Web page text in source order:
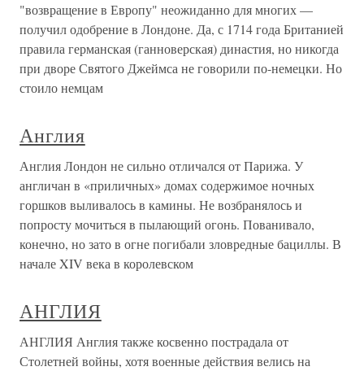
"возвращение в Европу" неожиданно для многих —
получил одобрение в Лондоне. Да, с 1714 года Британией
правила германская (ганноверская) династия, но никогда
при дворе Святого Джеймса не говорили по-немецки. Но
стоило немцам
Англия
Англия Лондон не сильно отличался от Парижа. У
англичан в «приличных» домах содержимое ночных
горшков выливалось в камины. Не возбранялось и
попросту мочиться в пылающий огонь. Пованивало,
конечно, но зато в огне погибали зловредные бациллы. В
начале XIV века в королевском
АНГЛИЯ
АНГЛИЯ Англия также косвенно пострадала от
Столетней войны, хотя военные действия велись на